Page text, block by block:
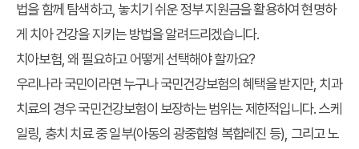
법을 함께 탐색하고, 놓치기 쉬운정부 지원금을 활용하여 현명하
게 치아 건강을 지키는 방법을 알려드리겠습니다.
치아보험, 왜 필요하고 어떻게 선택해야 할까요?
우리나라 국민이라면 누구나 국민건강보험의 혜택을 받지만, 치과
치료의 경우 국민건강보험이 보장하는 범위는 제한적입니다. 스케
일링, 충치 치료 중 일부(아동의 광중합형 복합레진 등), 그리고 노